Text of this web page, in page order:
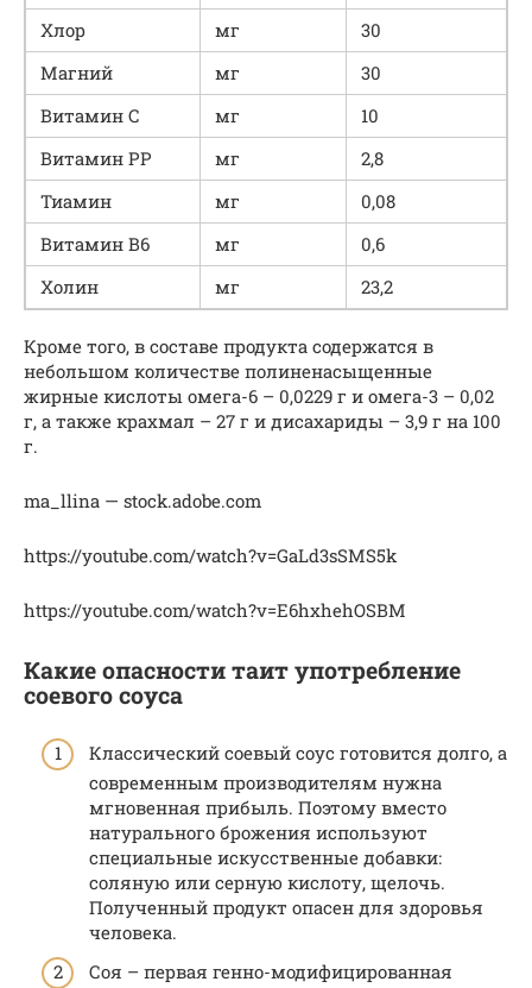
Хлор
мг
30
Магний
мг
30
Витамин С
мг
10
Витамин РР
мг
2,8
Тиамин
мг
0,08
Витамин В6
мг
0,6
Холин
мг 23,2
Кроме того, в составе продукта содержатся в
небольшом количестве полиненасыщенные
жирные кислоты омега-6 – 0,0229 г и омега-3 – 0,02
г, а также крахмал – 27 г и дисахариды – 3,9 г на 100
г.
ma_llina — stock.adobe.com
https://youtube.com/watch?v=GaLd3sSMS5k
https://youtube.com/watch?v=E6hxhehOSBM
Какие опасности таит употребление
соевого соуса
Классический соевый соус готовится долго, а
современным производителям нужна
мгновенная прибыль. Поэтому вместо
натурального брожения используют
специальные искусственные добавки:
соляную или серную кислоту, щелочь.
Полученный продукт опасен для здоровья
человека.
Соя – первая генно-модифицированная